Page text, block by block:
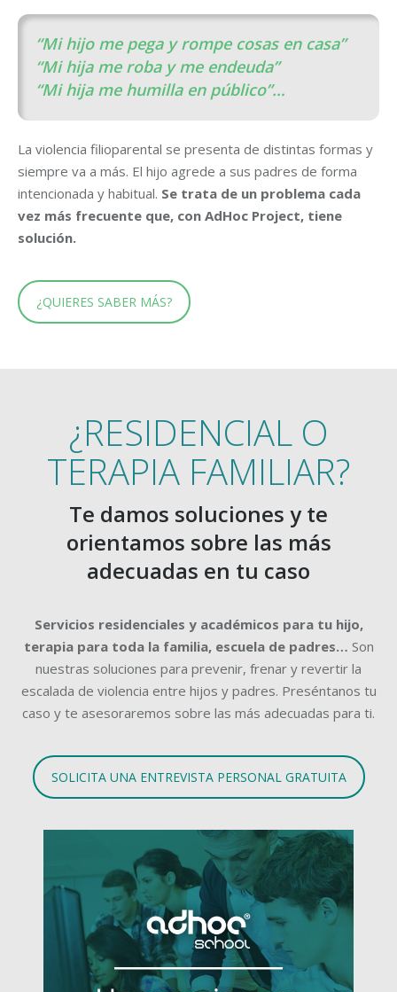
“Mi hijo me pega y rompe cosas en casa”
“Mi hija me roba y me endeuda”
“Mi hija me humilla en público”…
La violencia filioparental se presenta de distintas formas y
siempre va a más. El hijo agrede a sus padres de forma
intencionada y habitual. Se trata de un problema cada
vez más frecuente que, con AdHoc Project, tiene
solución.
¿QUIERES SABER MÁS?
¿RESIDENCIAL O
TERAPIA FAMILIAR?
Te damos soluciones y te
orientamos sobre las más
adecuadas en tu caso
Servicios residenciales y académicos para tu hijo,
terapia para toda la familia, escuela de padres… Son
nuestras soluciones para prevenir, frenar y revertir la
escalada de violencia entre hijos y padres. Preséntanos tu
caso y te asesoraremos sobre las más adecuadas para ti.
SOLICITA UNA ENTREVISTA PERSONAL GRATUITA
AdHoc School es nuestro innovador centro
aprenderá a convivir en familia mientras